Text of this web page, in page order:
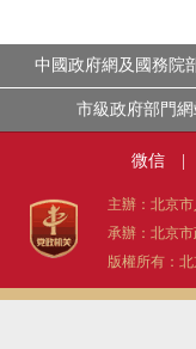
中國政府網及國務院
市級政府部門
微信
主辦：北京
承辦：北京
版權所有：